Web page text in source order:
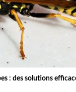
: des solutions